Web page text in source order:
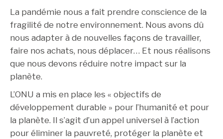
La pandémie nous a fait prendre conscience de la
fragilité de notre environnement. Nous avons dû
nous adapter à de nouvelles façons de travailler,
faire nos achats, nous déplacer… Et nous réalisons
que nous devons réduire notre impact sur la
planète.
L’ONU a mis en place les « objectifs de
développement durable » pour l’humanité et pour
la planète. Il s’agit d’un appel universel à l’action
pour éliminer la pauvreté, protéger la planète et